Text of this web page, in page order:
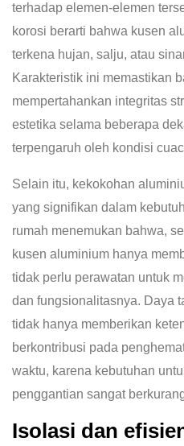
terhadap elemen-elemen
korosi berarti bahwa kusen
terkena hujan, salju, atau
Karakteristik ini memastikan
mempertahankan integritas
estetika selama beberapa
terpengaruh oleh kondisi
Selain itu, kekokohan
yang signifikan dalam
rumah menemukan bahwa,
kusen aluminium hanya
tidak perlu perawatan untuk
dan fungsionalitasnya. Daya
tidak hanya memberikan
berkontribusi pada
waktu, karena kebutuhan
penggantian sangat
Isolasi dan